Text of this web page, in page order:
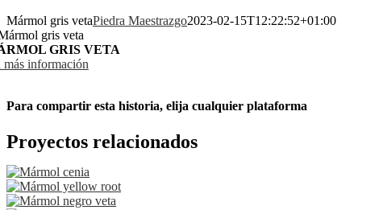
Mármol gris vetaPiedra Maestrazgo2023-02-15T12:22:52+01:00
GRIS VETA
más información
Para compartir esta historia, elija cualquier plataforma
Facebook
X
Reddit
LinkedIn
WhatsApp
Telegram
Tumblr
Pinterest
Vk
Xing
Correo
electrónico
Proyectos relacionados